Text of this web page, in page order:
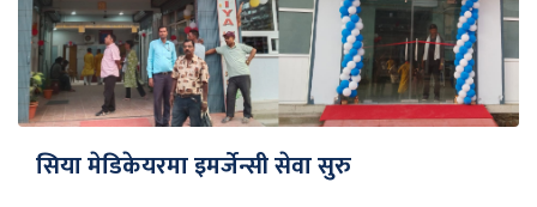
सिया मेडिकेयरमा इमर्जेन्सी सेवा सुरु